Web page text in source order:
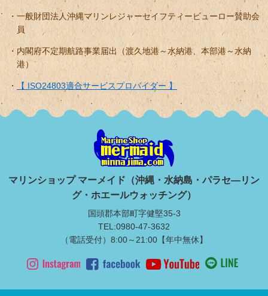
一般財団法人沖縄マリンレジャーセイフティービューロー賛助会
員
内閣府不定期航路事業届出（渡久地港～水納港、本部港～水納
港）
【 ISO24803適合サービスプロバイダー 】
マリンショップ マーメイド（沖縄・水納島・パラセ―リン
グ・ホエールウォッチング）
国頭郡本部町字健堅35-3
TEL:0980-47-3632
（電話受付）8:00～21:00【年中無休】